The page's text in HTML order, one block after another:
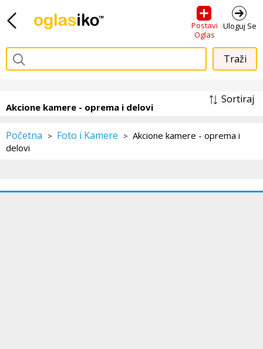
Postavi
Oglas
Uloguj Se
Sortiraj
Akcione kamere - oprema i delovi
Početna > Foto i Kamere > Akcione kamere - oprema i
delovi